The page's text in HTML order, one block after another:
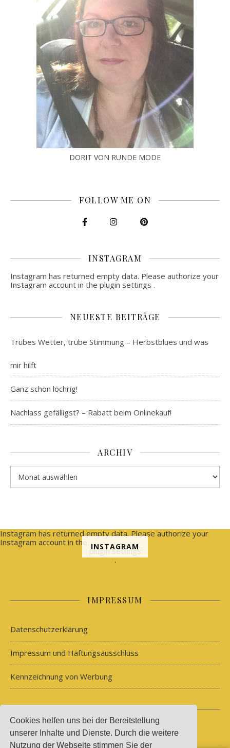
Cookies helfen uns bei der Bereitstellung
unserer Inhalte und Dienste. Durch die weitere
Nutzung der Webseite stimmen Sie der
DORIT VON RUNDE MODE
FOLLOW ME ON
INSTAGRAM
Instagram has returned empty data. Please authorize your
Instagram account in the plugin settings .
NEUESTE BEITRÄGE
Trübes Wetter, trübe Stimmung – Herbstblues und was
mir hilft
Ganz schön löchrig!
Nachlass gefälligst? – Rabatt beim Onlinekauf!
ARCHIV
Archiv
INSTAGRAM
Instagram has returned empty data. Please authorize your
Instagram account in the
plugin settings
.
IMPRESSUM
Datenschutzerklärung
Impressum und Haftungsausschluss
Kennzeichnung von Werbung
Runde Mode 2026